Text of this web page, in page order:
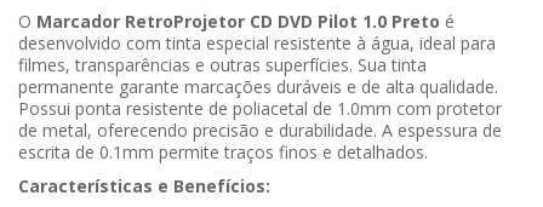
O Marcador RetroProjetor CD DVD Pilot 1.0 Preto é
desenvolvido com tinta especial resistente à água, ideal para
filmes, transparências e outras superfícies. Sua tinta
permanente garante marcações duráveis e de alta qualidade.
Possui ponta resistente de poliacetal de 1.0mm com protetor
de metal, oferecendo precisão e durabilidade. A espessura de
escrita de 0.1mm permite traços finos e detalhados.
Características e Benefícios: